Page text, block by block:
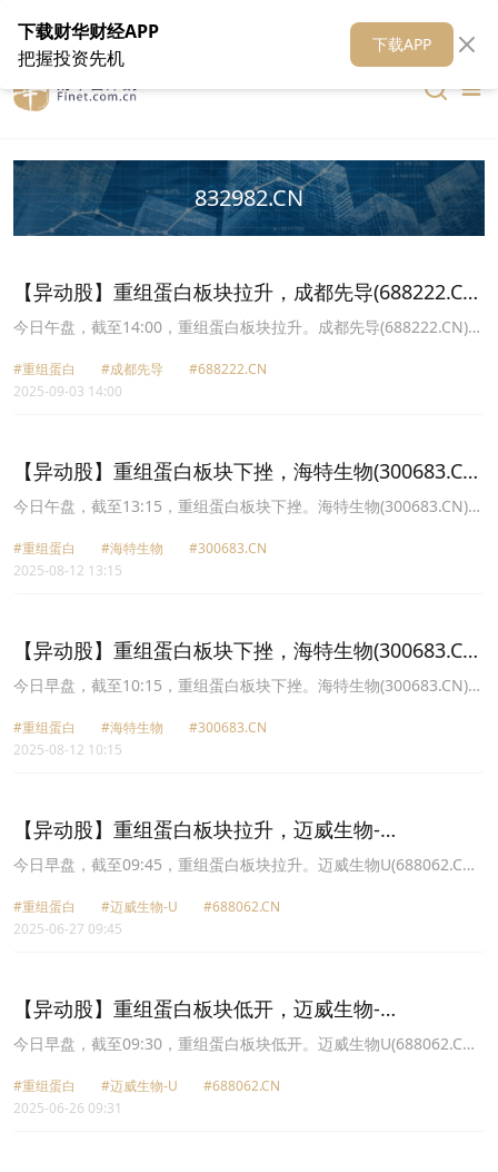
在线客服 关于我们 财华媒体矩阵 财华智库
832982.CN
【异动股】重组蛋白板块拉升，成都先导(688222.CN)
涨12.01%
今日午盘，截至14:00，重组蛋白板块拉升。成都先导(688222.CN)涨
神州(301047.CN)涨6.20%报83.93元，锦波生物(832982.CN)涨
3.34%报318.45元，诺思兰德(430047.CN)涨2.04%报26.5元，海特
#重组蛋白 #成都先导
#688222.CN
2025-09-03 14:00
【异动股】重组蛋白板块下挫，海特生物(300683.CN)
跌7.49%
今日午盘，截至13:15，重组蛋白板块下挫。海特生物(300683.CN)跌
先导(688222.CN)跌3.97%报22.03元，迈威生物U(688062.CN)跌
3.70%报32.55元，诺思兰德(430047.CN)跌3.59%报22.8元，近岸蛋
#重组蛋白 #海特生物
#300683.CN
2025-08-12 13:15
【异动股】重组蛋白板块下挫，海特生物(300683.CN)
跌6.1%
今日早盘，截至10:15，重组蛋白板块下挫。海特生物(300683.CN)跌
导(688222.CN)跌3.23%报22.2元，迈威生物U(688062.CN)跌2.93%
报32.81元，睿智医药(300149.CN)跌2.32%报12.64元，神州细胞
#重组蛋白 #海特生物
#300683.CN
2025-08-12 10:15
【异动股】重组蛋白板块拉升，迈威生物-
U(688062.CN)涨20.0%
今日早盘，截至09:45，重组蛋白板块拉升。迈威生物U(688062.CN)
神州细胞(688520.CN)涨2.68%报59.67元，*ST苏吴(600200.CN)涨
2.59%报2.38元，中源协和(600645.CN)涨2.45%报23.41元，百普赛
#重组蛋白 #迈威生物-U
#688062.CN
2025-06-27 09:45
【异动股】重组蛋白板块低开，迈威生物-
U(688062.CN)跌6.18%
今日早盘，截至09:30，重组蛋白板块低开。迈威生物U(688062.CN)
国健(688336.CN)跌3.23%报52.74元，神州细胞(688520.CN)跌
2.91%报55.05元，诺思兰德(430047.CN)跌2.39%报20.44元，睿智
#重组蛋白 #迈威生物-U
#688062.CN
2025-06-26 09:31
下载财华财经APP
把握投资先机
下载APP